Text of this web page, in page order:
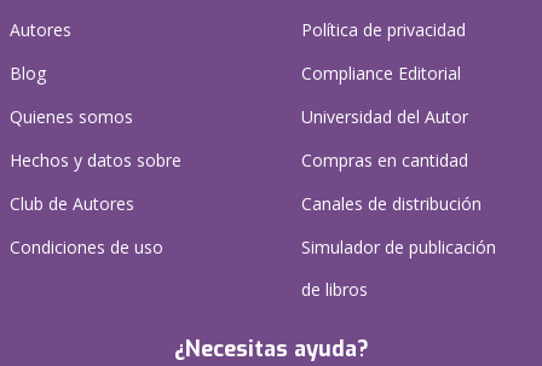
Autores
Blog
Quienes somos
Hechos y datos sobre
Club de Autores
Condiciones de uso
Política de privacidad
Compliance Editorial
Universidad del Autor
Compras en cantidad
Canales de distribución
Simulador de publicación
de libros
¿Necesitas ayuda?